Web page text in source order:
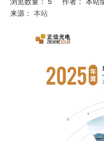
来源：
本站